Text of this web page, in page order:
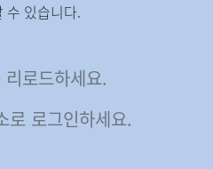
수 있습니다.
로드하세요.
로 로그인하세요.